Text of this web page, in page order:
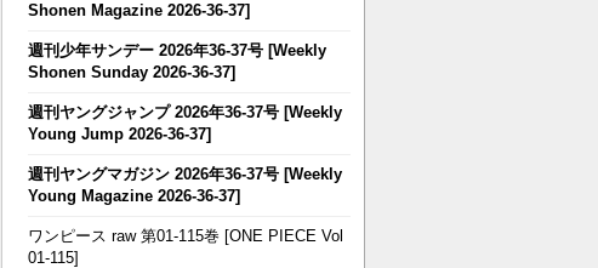
Shonen Magazine 2026-36-37]
週刊少年サンデー 2026年36-37号 [Weekly
Shonen Sunday 2026-36-37]
週刊ヤングジャンプ 2026年36-37号 [Weekly
Young Jump 2026-36-37]
週刊ヤングマガジン 2026年36-37号 [Weekly
Young Magazine 2026-36-37]
ワンピース raw 第01-115巻 [ONE PIECE Vol
01-115]